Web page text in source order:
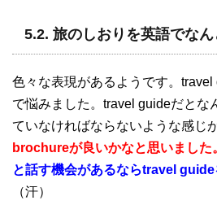
5.2. 旅のしおりを英語でなん
色々な表現があるようです。
で悩みました。travel guideだとな
ていなければならないような感じ
brochureが良いかなと思いました
と話す機会があるならtravel guide
（汗）